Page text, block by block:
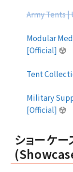
Army Tents
Modular
[Official]
Tent
Military
[Official]
ショーケ